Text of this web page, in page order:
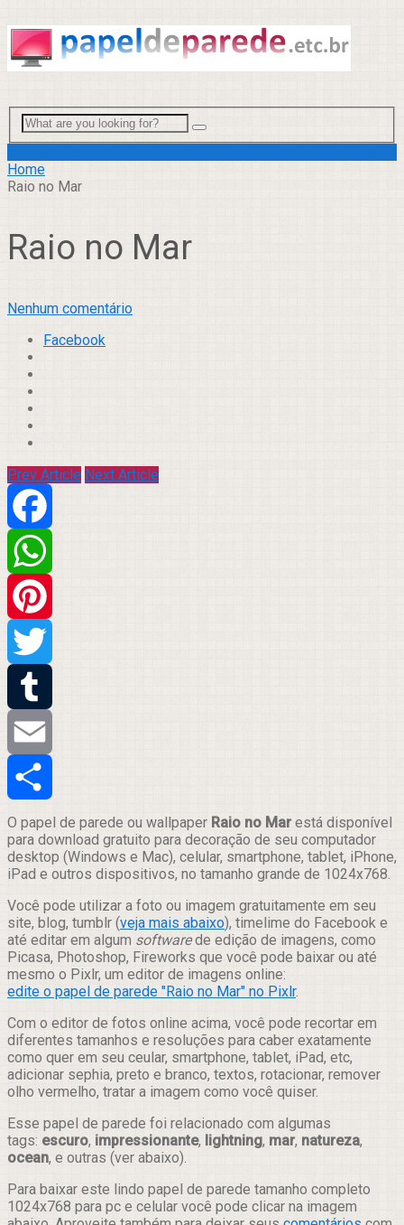
Home
Raio no Mar
Raio no Mar
Nenhum comentário
Facebook
Prev Article Next Article
Facebook
WhatsApp
Pinterest
Twitter
Tumblr
Email
Compartilhar
O papel de parede ou wallpaper Raio no Mar está disponível
para download gratuito para decoração de seu computador
desktop (Windows e Mac), celular, smartphone, tablet, iPhone,
iPad e outros dispositivos, no tamanho grande de 1024x768.
Você pode utilizar a foto ou imagem gratuitamente em seu
site, blog, tumblr (veja mais abaixo), timelime do Facebook e
até editar em algum softwarede edição de imagens, como
Picasa, Photoshop, Fireworks que você pode baixar ou até
mesmo o Pixlr, um editor de imagens online:
edite o papel de parede "Raio no Mar" no Pixlr.
Com o editor de fotos online acima, você pode recortar em
diferentes tamanhos e resoluções para caber exatamente
como quer em seu ceular, smartphone, tablet, iPad, etc,
adicionar sephia, preto e branco, textos, rotacionar, remover
olho vermelho, tratar a imagem como você quiser.
Esse papel de parede foi relacionado com algumas
tags: escuro, impressionante, lightning, mar, natureza,
ocean, e outras (ver abaixo).
Para baixar este lindo papel de parede tamanho completo
1024x768 para pc e celular você pode clicar na imagem